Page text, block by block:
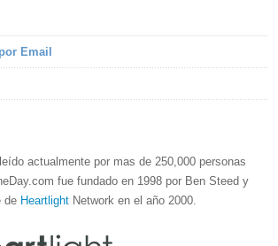
Email
actualmente por mas de 250,000 personas
fue fundado en 1998 por Ben Steed y
de Heartlight Network en el año 2000.